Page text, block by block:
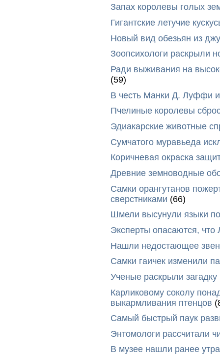
Запах королевы голых
Гигантские летучие
Новый вид обезьян из
Зоопсихологи раскрыли
Ради выживания на
(59)
В честь Манки Д. Луффи
Пчелиные королевы
Эдиакарские животные
Сумчатого муравьеда
Коричневая окраска
Древние земноводные
Самки орангутанов
сверстниками (66)
Шмели высунули языки
Эксперты опасаются,
Нашли недостающее
Самки гаичек изменили
Ученые раскрыли загадку
Карликовому соколу
выкармливания птенцов
Самый быстрый паук
Энтомологи рассчитали
В музее нашли ранее